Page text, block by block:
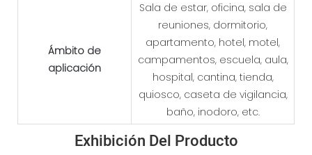
Ámbito de
aplicación
Sala de estar, oficina, sala de
reuniones, dormitorio,
apartamento, hotel, motel,
campamentos, escuela, aula,
hospital, cantina, tienda,
quiosco, caseta de vigilancia,
baño, inodoro, etc.
Exhibición Del Producto